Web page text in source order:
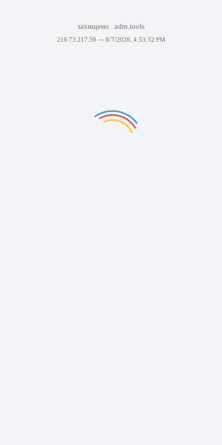
захищено adm.tools
216.73.217.59 — 8/7/2026, 4:53:52 PM